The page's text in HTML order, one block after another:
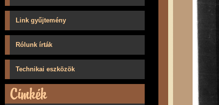
Link gyűjtemény
Rólunk írták
Technikai eszközök